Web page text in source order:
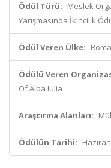
Ödül Türü: Meslek
Yarışmasında İkincilik
Ödül Veren Ülke:
Ödülü Veren
Of Alba Iulia
Araştırma Alanları:
Ödülün Tarihi: